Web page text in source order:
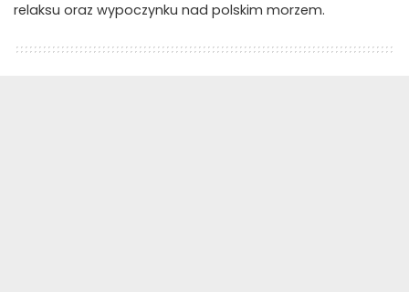
relaksu oraz wypoczynku nad polskim morzem.